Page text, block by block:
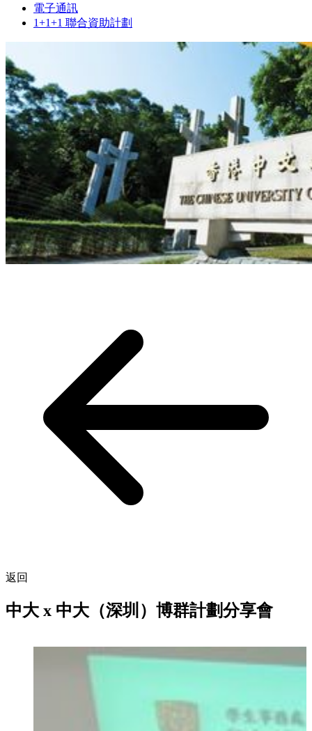
電子通訊
1+1+1 聯合資助計劃
返回
中大 x 中大（深圳）博群計劃分享會